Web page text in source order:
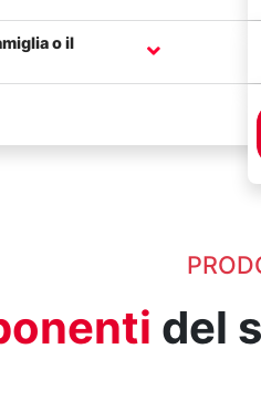
o il
del